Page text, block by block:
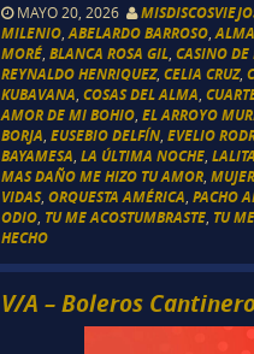
MAYO 20, 2026
MILENIO ,ABELARDO BARROSO ,
MORÉ ,BLANCA ROSA GIL ,CASINO DE
REYNALDO HENRIQUEZ,CELIA CRUZ,
KUBAVANA ,COSAS DEL ALMA ,
AMOR DE MI BOHIO ,EL ARROYO
BORJA ,EUSEBIO DELFÍN ,EVELIO
BAYAMESA ,LA ÚLTIMA NOCHE ,
MAS DAÑO ME HIZO TU AMOR ,
VIDAS,ORQUESTA AMÉRICA ,PACHO
ODIO TU ME ACOSTUMBRASTE TU
HECHO
V/A – Boleros